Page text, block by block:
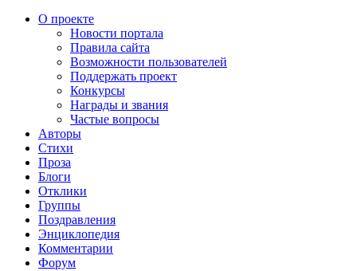
О проекте
Новости портала
Правила сайта
Возможности пользователей
Поддержать проект
Конкурсы
Награды и звания
Частые вопросы
Авторы
Стихи
Проза
Блоги
Отклики
Группы
Поздравления
Энциклопедия
Комментарии
Форум